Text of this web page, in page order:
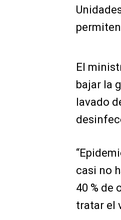
El
bajar la
lavado
casi no
40 % de
tratar el